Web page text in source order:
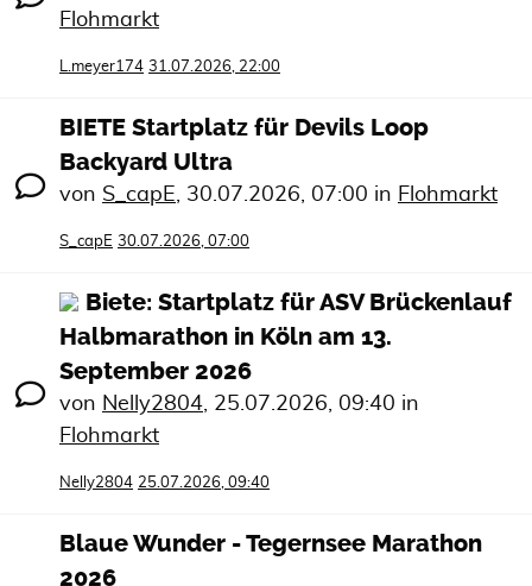
Flohmarkt
L.meyer174 31.07.2026, 22:00
BIETE Startplatz für Devils Loop
Backyard Ultra
von S_capE, 30.07.2026, 07:00 in Flohmarkt
S_capE 30.07.2026, 07:00
Biete: Startplatz für ASV Brückenlauf
Halbmarathon in Köln am 13.
September 2026
von Nelly2804, 25.07.2026, 09:40 in
Flohmarkt
Nelly2804 25.07.2026, 09:40
Blaue Wunder - Tegernsee Marathon
2026